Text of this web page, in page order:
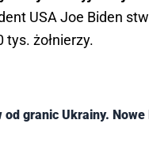
USA Joe Biden
żołnierzy.
granic Ukrainy. Nowe